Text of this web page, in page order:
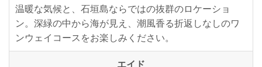
温暖な気候と、石垣島ならではの抜群のロケーショ
ン。深緑の中から海が見え、潮風香る折返しなしのワ
ンウェイコースをお楽しみください。
エイド